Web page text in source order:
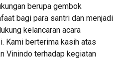
berupa gembok
bagi para santri dan menjadi
kelancaran acara
Kami berterima kasih atas
Vinindo terhadap kegiatan